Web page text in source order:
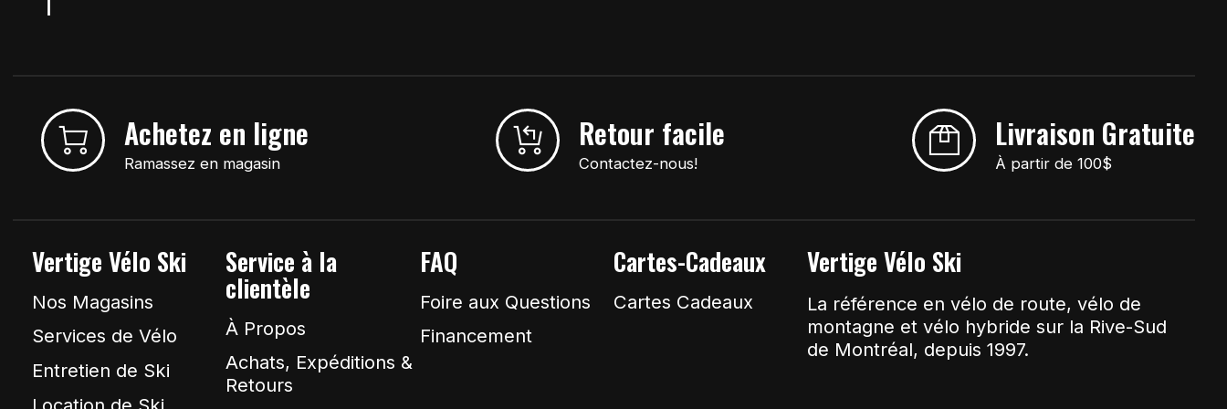
Achetez en ligne
Ramassez en magasin
Retour facile
Contactez-nous!
Livraison Gratuite
À partir de 100$
Vertige Vélo Ski
Nos Magasins
Services de Vélo
Entretien de Ski
Service à la
clientèle
À Propos
Achats, Expéditions &
Retours
FAQ
Foire aux Questions
Financement
Cartes-Cadeaux
Cartes Cadeaux
Vertige Vélo Ski
La référence en vélo de route, vélo de
montagne et vélo hybride sur la Rive-Sud
de Montréal, depuis 1997.